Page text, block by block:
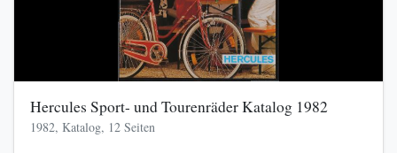
Hercules Sport- und Tourenräder Katalog 1982
1982, Katalog, 12 Seiten